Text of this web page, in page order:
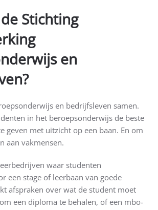
Stichting
en
en bedrijfsleven samen.
in het beroepsonderwijs de beste
geven met uitzicht op een baan. En om
aan vakmensen.
waar studenten
een stage of leerbaan van goede
afspraken over wat de student moet
een diploma te behalen, of een mbo-